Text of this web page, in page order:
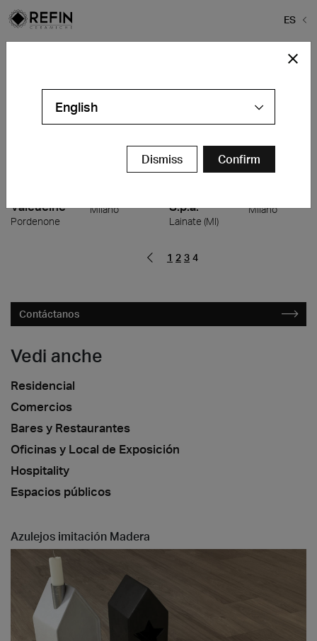
ES
Valcucine
Pordenone
Oficinas y
Milano
Oficinas y
Local de
S.p.a.
Lainate (MI)
Oficinas y
Local de
Milano
1 2 3 4
Contáctanos
Vedi anche
Residencial
Comercios
Bares y Restaurantes
Oficinas y Local de Exposición
Hospitality
Espacios públicos
Azulejos imitación Madera
English
Dismiss Confirm